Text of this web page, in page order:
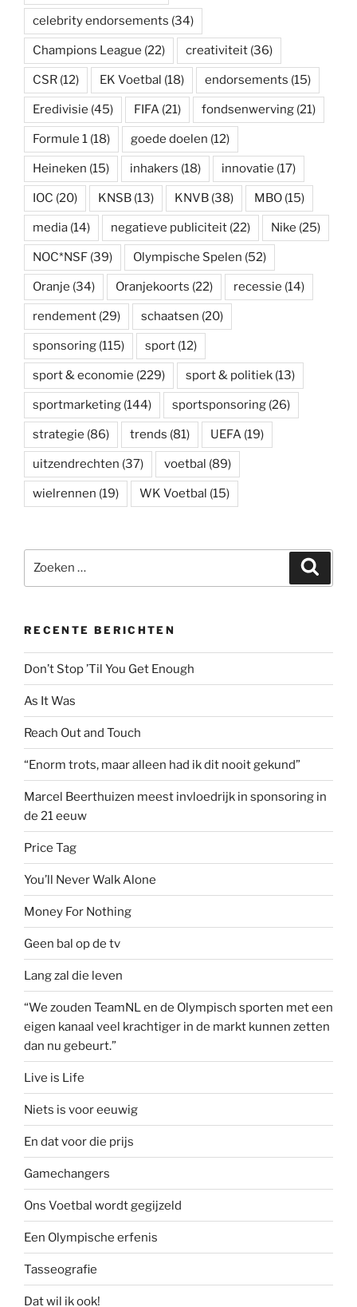
celebrity endorsements (34)
Champions League (22) creativiteit (36)
CSR (12) EK Voetbal (18) endorsements (15)
Eredivisie (45) FIFA (21) fondsenwerving (21)
Formule 1 (18) goede doelen (12)
Heineken (15) inhakers (18) innovatie (17)
IOC (20) KNSB (13) KNVB (38) MBO (15)
media (14) negatieve publiciteit (22) Nike (25)
NOC*NSF (39) Olympische Spelen (52)
Oranje (34) Oranjekoorts (22) recessie (14)
rendement (29) schaatsen (20)
sponsoring (115) sport (12)
sport & economie (229) sport & politiek (13)
sportmarketing (144) sportsponsoring (26)
strategie (86) trends (81) UEFA (19)
uitzendrechten (37) voetbal (89)
wielrennen (19) WK Voetbal (15)
naar:
RECENTE BERICHTEN
Don’t Stop ’Til You Get Enough
As It Was
Reach Out and Touch
“Enorm trots, maar alleen had ik dit nooit gekund”
Marcel Beerthuizen meest invloedrijk in sponsoring in
de 21 eeuw
Price Tag
You’ll Never Walk Alone
Money For Nothing
Geen bal op de tv
Lang zal die leven
“We zouden TeamNL en de Olympisch sporten met een
eigen kanaal veel krachtiger in de markt kunnen zetten
dan nu gebeurt.”
Live is Life
Niets is voor eeuwig
En dat voor die prijs
Gamechangers
Ons Voetbal wordt gegijzeld
Een Olympische erfenis
Tasseografie
Dat wil ik ook!